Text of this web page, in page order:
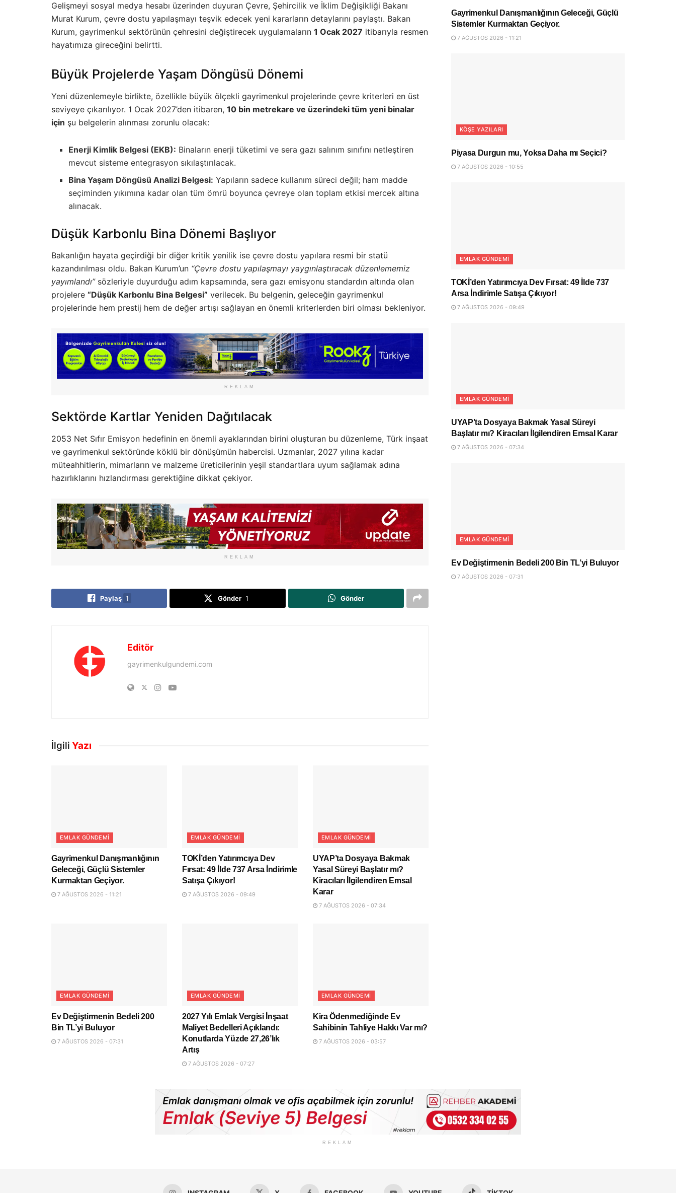
Gelişmeyi sosyal medya hesabı üzerinden duyuran Çevre, Şehircilik ve İklim Değişikliği Bakanı
Murat Kurum, çevre dostu yapılaşmayı teşvik edecek yeni kararların detaylarını paylaştı. Bakan
Kurum, gayrimenkul sektörünün çehresini değiştirecek uygulamaların 1 Ocak 2027 itibarıyla resmen
hayatımıza gireceğini belirtti.
Büyük Projelerde Yaşam Döngüsü Dönemi
Yeni düzenlemeyle birlikte, özellikle büyük ölçekli gayrimenkul projelerinde çevre kriterleri en üst
seviyeye çıkarılıyor. 1 Ocak 2027’den itibaren, 10 bin metrekare ve üzerindeki tüm yeni binalar
için şu belgelerin alınması zorunlu olacak:
Enerji Kimlik Belgesi (EKB): Binaların enerji tüketimi ve sera gazı salınım sınıfını netleştiren
mevcut sisteme entegrasyon sıkılaştırılacak.
Bina Yaşam Döngüsü Analizi Belgesi: Yapıların sadece kullanım süreci değil; ham madde
seçiminden yıkımına kadar olan tüm ömrü boyunca çevreye olan toplam etkisi mercek altına
alınacak.
Düşük Karbonlu Bina Dönemi Başlıyor
Bakanlığın hayata geçirdiği bir diğer kritik yenilik ise çevre dostu yapılara resmi bir statü
kazandırılması oldu. Bakan Kurum’un “Çevre dostu yapılaşmayı yaygınlaştıracak düzenlememiz
yayımlandı”sözleriyle duyurduğu adım kapsamında, sera gazı emisyonu standardın altında olan
projelere “Düşük Karbonlu Bina Belgesi” verilecek. Bu belgenin, geleceğin gayrimenkul
projelerinde hem prestij hem de değer artışı sağlayan en önemli kriterlerden biri olması bekleniyor.
REKLAM
Sektörde Kartlar Yeniden Dağıtılacak
2053 Net Sıfır Emisyon hedefinin en önemli ayaklarından birini oluşturan bu düzenleme, Türk inşaat
ve gayrimenkul sektöründe köklü bir dönüşümün habercisi. Uzmanlar, 2027 yılına kadar
müteahhitlerin, mimarların ve malzeme üreticilerinin yeşil standartlara uyum sağlamak adına
hazırlıklarını hızlandırması gerektiğine dikkat çekiyor.
REKLAM
Paylaş 1 Gönder 1 Gönder
Editör
gayrimenkulgundemi.com
İlgili Yazı
EMLAK GÜNDEMI
Gayrimenkul Danışmanlığının
Geleceği, Güçlü Sistemler
Kurmaktan Geçiyor.
7 AĞUSTOS 2026 - 11:21
EMLAK GÜNDEMI
TOKİ’den Yatırımcıya Dev
Fırsat: 49 İlde 737 Arsa İndirimle
Satışa Çıkıyor!
7 AĞUSTOS 2026 - 09:49
EMLAK GÜNDEMI
UYAP’ta Dosyaya Bakmak
Yasal Süreyi Başlatır mı?
Kiracıları İlgilendiren Emsal
Karar
7 AĞUSTOS 2026 - 07:34
EMLAK GÜNDEMI
Ev Değiştirmenin Bedeli 200
Bin TL’yi Buluyor
7 AĞUSTOS 2026 - 07:31
EMLAK GÜNDEMI
2027 Yılı Emlak Vergisi İnşaat
Maliyet Bedelleri Açıklandı:
Konutlarda Yüzde 27,26’lık
Artış
7 AĞUSTOS 2026 - 07:27
EMLAK GÜNDEMI
Kira Ödenmediğinde Ev
Sahibinin Tahliye Hakkı Var mı?
7 AĞUSTOS 2026 - 03:57
Gayrimenkul Danışmanlığının Geleceği, Güçlü
Sistemler Kurmaktan Geçiyor.
7 AĞUSTOS 2026 - 11:21
KÖŞE YAZILARI
Piyasa Durgun mu, Yoksa Daha mı Seçici?
7 AĞUSTOS 2026 - 10:55
EMLAK GÜNDEMI
TOKİ’den Yatırımcıya Dev Fırsat: 49 İlde 737
Arsa İndirimle Satışa Çıkıyor!
7 AĞUSTOS 2026 - 09:49
EMLAK GÜNDEMI
UYAP’ta Dosyaya Bakmak Yasal Süreyi
Başlatır mı? Kiracıları İlgilendiren Emsal Karar
7 AĞUSTOS 2026 - 07:34
EMLAK GÜNDEMI
Ev Değiştirmenin Bedeli 200 Bin TL’yi Buluyor
7 AĞUSTOS 2026 - 07:31
REKLAM